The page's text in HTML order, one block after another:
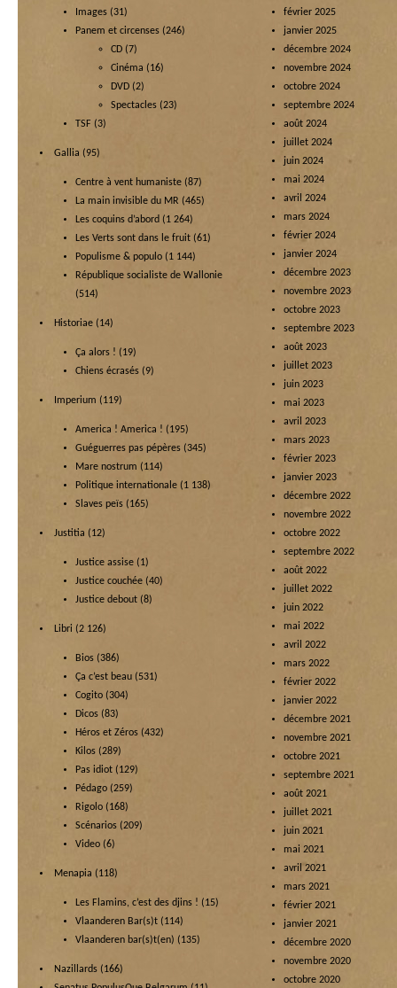
Images (31)
Panem et circenses (246)
CD (7)
Cinéma (16)
DVD (2)
Spectacles (23)
TSF (3)
Gallia (95)
Centre à vent humaniste (87)
La main invisible du MR (465)
Les coquins d’abord (1 264)
Les Verts sont dans le fruit (61)
Populisme & populo (1 144)
République socialiste de Wallonie
(514)
Historiae (14)
Ça alors ! (19)
Chiens écrasés (9)
Imperium (119)
America ! America ! (195)
Guéguerres pas pépères (345)
Mare nostrum (114)
Politique internationale (1 138)
Slaves peïs (165)
Justitia (12)
Justice assise (1)
Justice couchée (40)
Justice debout (8)
Libri (2 126)
Bios (386)
Ça c’est beau (531)
Cogito (304)
Dicos (83)
Héros et Zéros (432)
Kilos (289)
Pas idiot (129)
Pédago (259)
Rigolo (168)
Scénarios (209)
Video (6)
Menapia (118)
Les Flamins, c’est des djins ! (15)
Vlaanderen Bar(s)t (114)
Vlaanderen bar(s)t(en) (135)
Nazillards (166)
février 2025
janvier 2025
décembre 2024
novembre 2024
octobre 2024
septembre 2024
août 2024
juillet 2024
juin 2024
mai 2024
avril 2024
mars 2024
février 2024
janvier 2024
décembre 2023
novembre 2023
octobre 2023
septembre 2023
août 2023
juillet 2023
juin 2023
mai 2023
avril 2023
mars 2023
février 2023
janvier 2023
décembre 2022
novembre 2022
octobre 2022
septembre 2022
août 2022
juillet 2022
juin 2022
mai 2022
avril 2022
mars 2022
février 2022
janvier 2022
décembre 2021
novembre 2021
octobre 2021
septembre 2021
août 2021
juillet 2021
juin 2021
mai 2021
avril 2021
mars 2021
février 2021
janvier 2021
décembre 2020
novembre 2020
octobre 2020